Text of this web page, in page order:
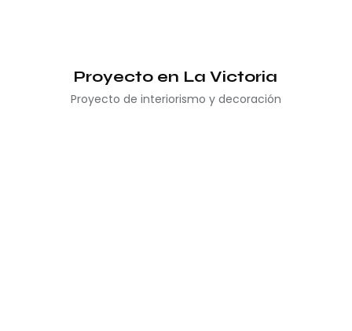
Proyecto en La Victoria
Proyecto de interiorismo y decoración